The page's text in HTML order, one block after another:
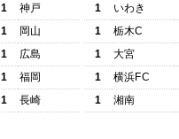
1
神戸
1
岡山
1
広島
1
福岡
1 長崎
1
いわき
1
栃木C
1
大宮
1
横浜FC
1
湘南